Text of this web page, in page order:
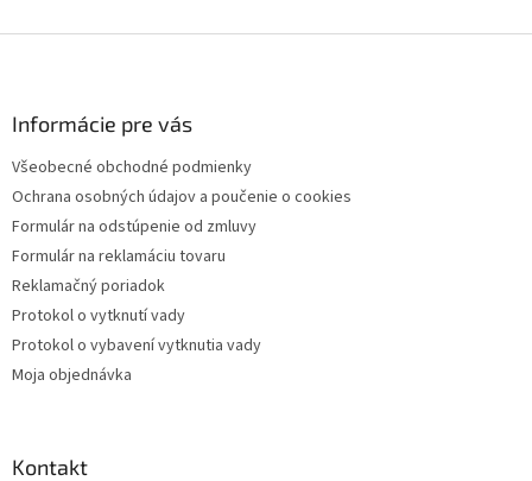
Informácie pre vás
Všeobecné obchodné podmienky
Ochrana osobných údajov a poučenie o cookies
Formulár na odstúpenie od zmluvy
Formulár na reklamáciu tovaru
Reklamačný poriadok
Protokol o vytknutí vady
Protokol o vybavení vytknutia vady
Moja objednávka
Kontakt